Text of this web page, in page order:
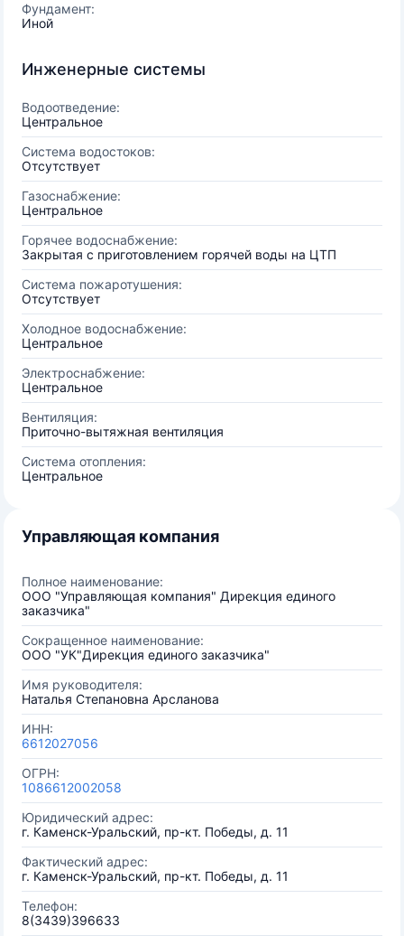
Фундамент:
Иной
Инженерные системы
Водоотведение:
Центральное
Система водостоков:
Отсутствует
Газоснабжение:
Центральное
Горячее водоснабжение:
Закрытая с приготовлением горячей воды на ЦТП
Система пожаротушения:
Отсутствует
Холодное водоснабжение:
Центральное
Электроснабжение:
Центральное
Вентиляция:
Приточно-вытяжная вентиляция
Система отопления:
Центральное
Управляющая компания
Полное наименование:
ООО "Управляющая компания" Дирекция единого
заказчика"
Сокращенное наименование:
ООО "УК"Дирекция единого заказчика"
Имя руководителя:
Наталья Степановна Арсланова
ИНН:
6612027056
ОГРН:
1086612002058
Юридический адрес:
г. Каменск-Уральский, пр-кт. Победы, д. 11
Фактический адрес:
г. Каменск-Уральский, пр-кт. Победы, д. 11
Телефон:
8(3439)396633